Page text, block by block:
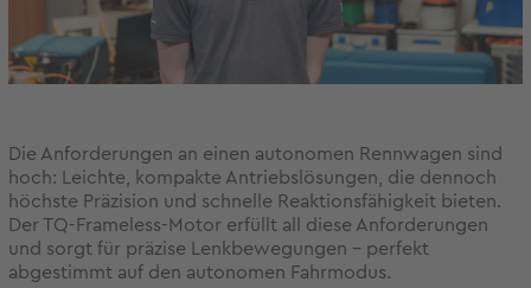
Die Anforderungen an einen autonomen Rennwagen sind
hoch: Leichte, kompakte Antriebslösungen, die dennoch
höchste Präzision und schnelle Reaktionsfähigkeit bieten.
Der TQ-Frameless-Motor erfüllt all diese Anforderungen
und sorgt für präzise Lenkbewegungen – perfekt
abgestimmt auf den autonomen Fahrmodus.